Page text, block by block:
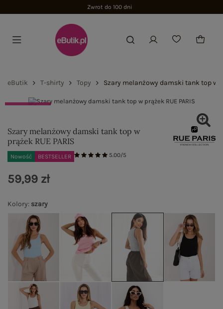
eButik T-shirty Topy Szary melanżowy damski tank top w
Szary melanżowy damski tank top w
prążek RUE PARIS
Nowość BESTSELLER 5.00/5
Kolory: szary
59,99 zł